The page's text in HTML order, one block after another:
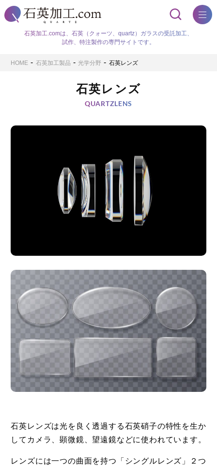
ン
テ
石英加工.comは、石英（クォーツ、quartz）ガラスの受託加工、
試作、特注製作の専門サイトです。
メ
HOME - 石英加工製品 -光学分野 - 石英レンズ
石英レンズ
QUARTZLENS
石英レンズは光を良く透過する石英硝子の特性を生か
してカメラ、顕微鏡、望遠鏡などに使われています。
レンズには一つの曲面を持つ「シングルレンズ」２つ
ニ
ュ